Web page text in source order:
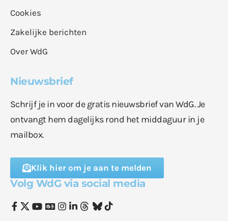
Cookies
Zakelijke berichten
Over WdG
Nieuwsbrief
Schrijf je in voor de gratis nieuwsbrief van WdG. Je
ontvangt hem dagelijks rond het middaguur in je
mailbox.
Klik hier om je aan te melden
Volg WdG via social media